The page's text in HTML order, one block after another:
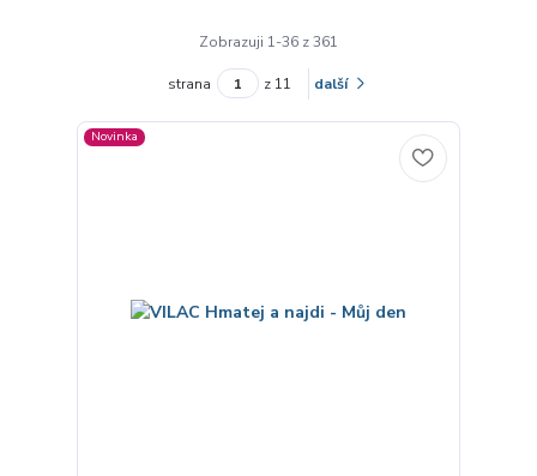
Zobrazuji 1-36 z 361
strana z 11 další
Novinka